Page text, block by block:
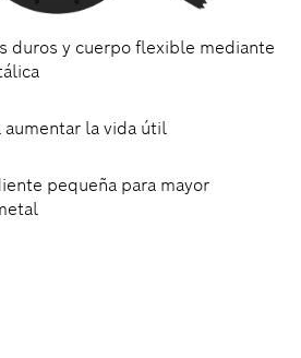
duros y cuerpo flexible mediante
la vida útil
pequeña para mayor